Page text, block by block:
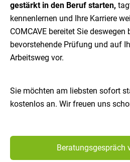
gestärkt in den Beruf starten,
kennenlernen und Ihre Karriere
COMCAVE bereitet Sie
bevorstehende Prüfung und auf
Arbeitsweg vor.
Sie möchten am liebsten sofort
kostenlos an. Wir freuen uns
Beratungsgespräch